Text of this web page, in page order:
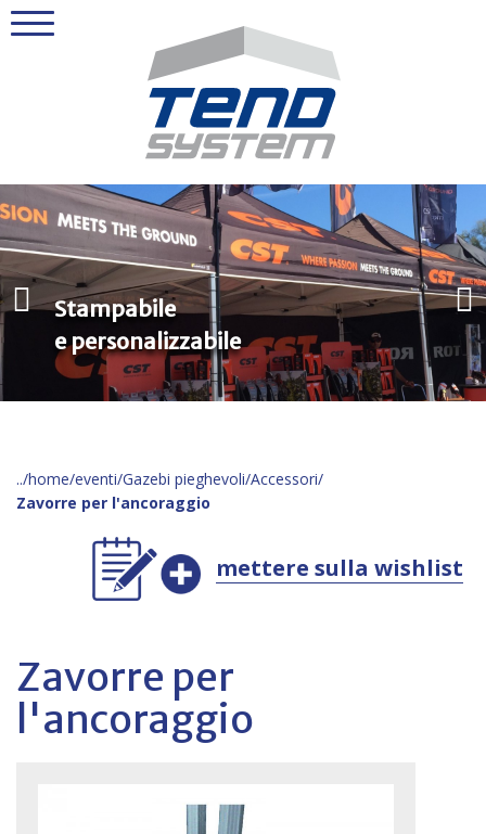
Stampabile
e personalizzabile
home eventi Gazebi pieghevoli Accessori
Zavorre per l'ancoraggio
mettere sulla wishlist
Zavorre per
l'ancoraggio